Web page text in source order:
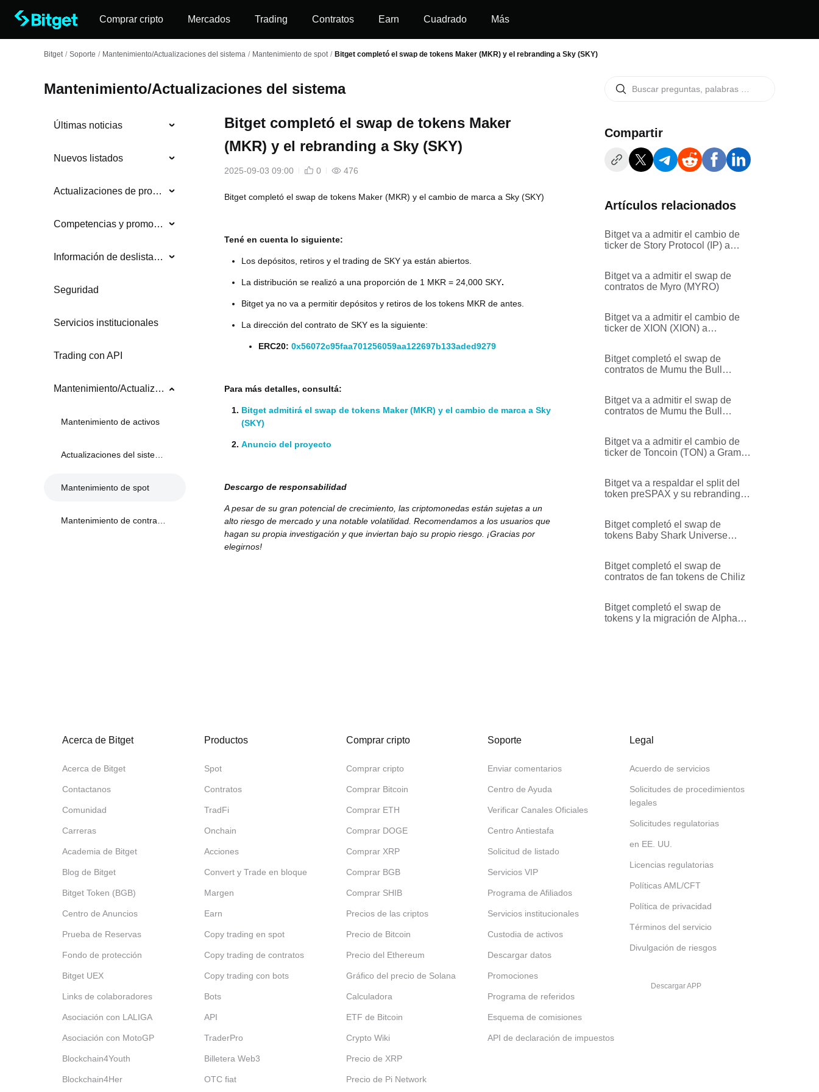
Comprar cripto Mercados Trading Contratos Earn Cuadrado Más
Bitget / Soporte / Mantenimiento/Actualizaciones del sistema / Mantenimiento de spot / Bitget completó el swap de tokens Maker (MKR) y el rebranding a Sky (SKY)
Mantenimiento/Actualizaciones del sistema
Últimas noticias
Nuevos listados
Actualizaciones de productos
Competencias y promociones
Información de deslistados
Seguridad
Servicios institucionales
Trading con API
Mantenimiento/Actualizaciones del sistema
Mantenimiento de activos
Actualizaciones del sistema
Mantenimiento de spot
Mantenimiento de contratos
Bitget completó el swap de tokens Maker
(MKR) y el rebranding a Sky (SKY)
2025-09-03 09:00 0 476
Bitget completó el swap de tokens Maker (MKR) y el cambio de marca a Sky (SKY)
Tené en cuenta lo siguiente:
Los depósitos, retiros y el trading de SKY ya están abiertos.
La distribución se realizó a una proporción de 1 MKR = 24,000 SKY.
Bitget ya no va a permitir depósitos y retiros de los tokens MKR de antes.
La dirección del contrato de SKY es la siguiente:
ERC20: 0x56072c95faa701256059aa122697b133aded9279
Para más detalles, consultá:
Bitget admitirá el swap de tokens Maker (MKR) y el cambio de marca a Sky
(SKY)
Anuncio del proyecto
Descargo de responsabilidad
A pesar de su gran potencial de crecimiento, las criptomonedas están sujetas a un
alto riesgo de mercado y una notable volatilidad. Recomendamos a los usuarios que
hagan su propia investigación y que inviertan bajo su propio riesgo. ¡Gracias por
elegirnos!
Compartir
Artículos relacionados
Bitget va a admitir el cambio de
ticker de Story Protocol (IP) a
Bitget va a admitir el swap de
contratos de Myro (MYRO)
Bitget va a admitir el cambio de
ticker de XION (XION) a
Bitget completó el swap de
contratos de Mumu the Bull
Bitget va a admitir el swap de
contratos de Mumu the Bull
Bitget va a admitir el cambio de
ticker de Toncoin (TON) a Gram
Bitget va a respaldar el split del
token preSPAX y su rebranding a
Bitget completó el swap de
tokens Baby Shark Universe
Bitget completó el swap de
contratos de fan tokens de Chiliz
Bitget completó el swap de
tokens y la migración de Alpha
Acerca de Bitget
Acerca de Bitget
Contactanos
Comunidad
Carreras
Academia de Bitget
Blog de Bitget
Bitget Token (BGB)
Centro de Anuncios
Prueba de Reservas
Fondo de protección
Bitget UEX
Links de colaboradores
Asociación con LALIGA
Asociación con MotoGP
Blockchain4Youth
Blockchain4Her
Productos
Spot
Contratos
TradFi
Onchain
Acciones
Convert y Trade en bloque
Margen
Earn
Copy trading en spot
Copy trading de contratos
Copy trading con bots
Bots
API
TraderPro
Billetera Web3
OTC fiat
Comprar cripto
Comprar cripto
Comprar Bitcoin
Comprar ETH
Comprar DOGE
Comprar XRP
Comprar BGB
Comprar SHIB
Precios de las criptos
Precio de Bitcoin
Precio del Ethereum
Gráfico del precio de Solana
Calculadora
ETF de Bitcoin
Crypto Wiki
Precio de XRP
Precio de Pi Network
Soporte
Enviar comentarios
Centro de Ayuda
Verificar Canales Oficiales
Centro Antiestafa
Solicitud de listado
Servicios VIP
Programa de Afiliados
Servicios institucionales
Custodia de activos
Descargar datos
Promociones
Programa de referidos
Esquema de comisiones
API de declaración de impuestos
Legal
Acuerdo de servicios
Solicitudes de procedimientos
legales
Solicitudes regulatorias
en EE. UU.
Licencias regulatorias
Políticas AML/CFT
Política de privacidad
Términos del servicio
Divulgación de riesgos
Descargar APP